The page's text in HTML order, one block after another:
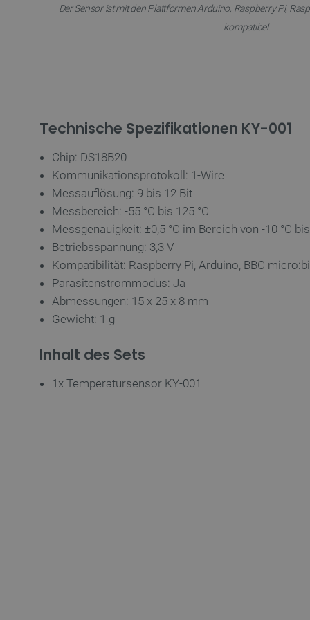
Der Sensor ist mit den Plattformen Arduino, Raspberry Pi,
kompatibel.
Technische Spezifikationen KY-001
Chip: DS18B20
Kommunikationsprotokoll: 1-Wire
Messauflösung: 9 bis 12 Bit
Messbereich: -55 °C bis 125 °C
Messgenauigkeit: ±0,5 °C im Bereich von -10 °C bis
Betriebsspannung: 3,3 V
Kompatibilität: Raspberry Pi, Arduino, BBC
Parasitenstrommodus: Ja
Abmessungen: 15 x 25 x 8 mm
Gewicht: 1 g
Inhalt des Sets
1x Temperatursensor KY-001
critData
_lb
CookieScriptConsent